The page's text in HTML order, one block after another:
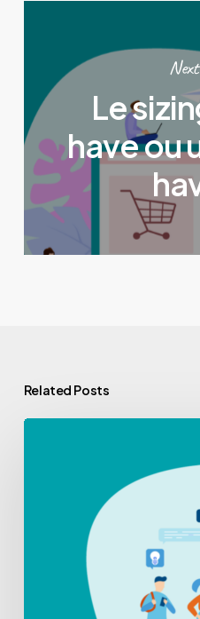
Le
have ou
Related Posts